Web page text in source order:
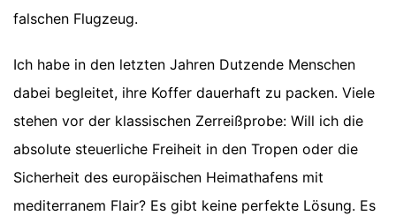
falschen Flugzeug.
Ich habe in den letzten Jahren Dutzende Menschen
dabei begleitet, ihre Koffer dauerhaft zu packen. Viele
stehen vor der klassischen Zerreißprobe: Will ich die
absolute steuerliche Freiheit in den Tropen oder die
Sicherheit des europäischen Heimathafens mit
mediterranem Flair? Es gibt keine perfekte Lösung. Es